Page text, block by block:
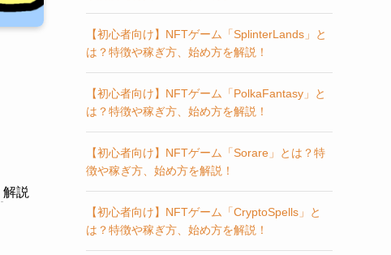
解説
【初心者向け】NFTゲーム「SplinterLands」と
は？特徴や稼ぎ方、始め方を解説！
【初心者向け】NFTゲーム「PolkaFantasy」と
は？特徴や稼ぎ方、始め方を解説！
【初心者向け】NFTゲーム「Sorare」とは？特
徴や稼ぎ方、始め方を解説！
【初心者向け】NFTゲーム「CryptoSpells」と
は？特徴や稼ぎ方、始め方を解説！